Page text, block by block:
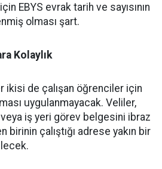
EBYS evrak tarih ve sayısının
olması şart.
Kolaylık
ikisi de çalışan öğrenciler için
uygulanmayacak. Veliler,
iş yeri görev belgesini ibraz
çalıştığı adrese yakın bir